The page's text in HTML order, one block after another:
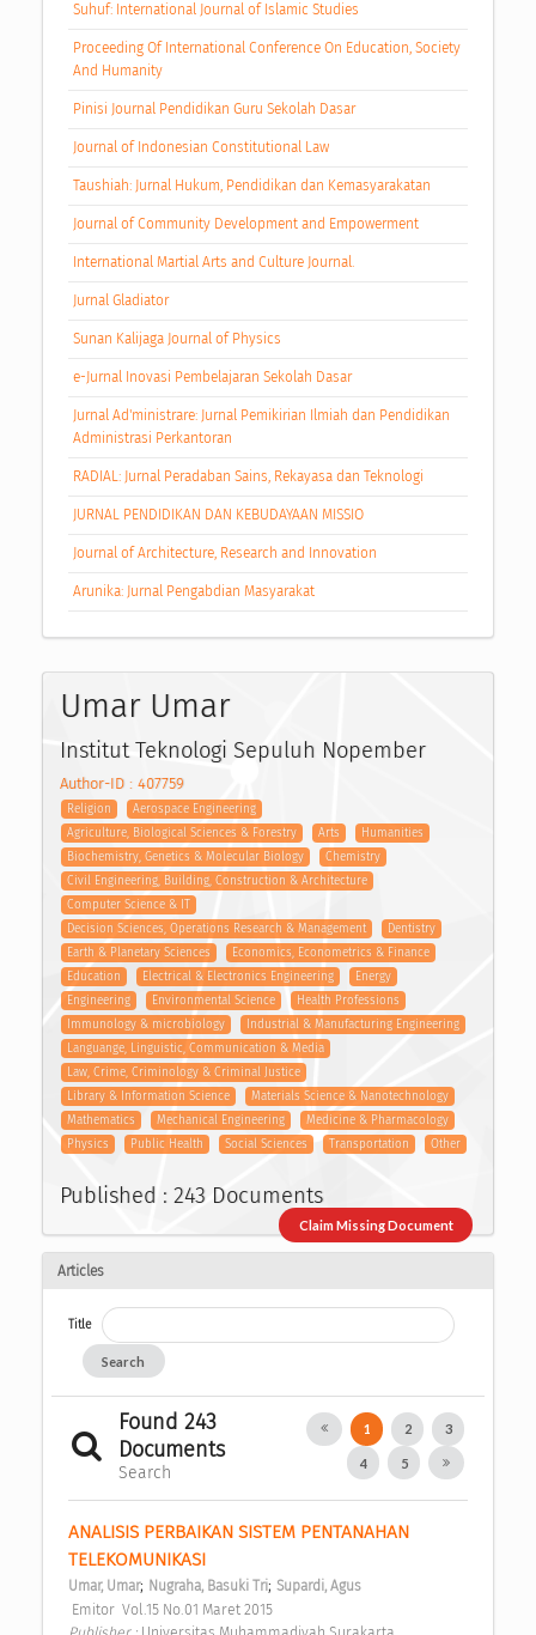
Suhuf: International Journal of Islamic Studies
Proceeding Of International Conference On Education, Society
And Humanity
Pinisi Journal Pendidikan Guru Sekolah Dasar
Journal of Indonesian Constitutional Law
Taushiah: Jurnal Hukum, Pendidikan dan Kemasyarakatan
Journal of Community Development and Empowerment
International Martial Arts and Culture Journal.
Jurnal Gladiator
Sunan Kalijaga Journal of Physics
e-Jurnal Inovasi Pembelajaran Sekolah Dasar
Jurnal Ad'ministrare: Jurnal Pemikirian Ilmiah dan Pendidikan
Administrasi Perkantoran
RADIAL: Jurnal Peradaban Sains, Rekayasa dan Teknologi
JURNAL PENDIDIKAN DAN KEBUDAYAAN MISSIO
Journal of Architecture, Research and Innovation
Arunika: Jurnal Pengabdian Masyarakat
Umar Umar
Institut Teknologi Sepuluh Nopember
Author-ID : 407759
Religion
Aerospace Engineering
Agriculture, Biological Sciences & Forestry
Arts
Humanities
Biochemistry, Genetics & Molecular Biology
Chemistry
Civil Engineering, Building, Construction & Architecture
Computer Science & IT
Decision Sciences, Operations Research & Management
Dentistry
Earth & Planetary Sciences
Economics, Econometrics & Finance
Education
Electrical & Electronics Engineering
Energy
Engineering
Environmental Science
Health Professions
Immunology & microbiology
Industrial & Manufacturing Engineering
Languange, Linguistic, Communication & Media
Law, Crime, Criminology & Criminal Justice
Library & Information Science
Materials Science & Nanotechnology
Mathematics
Mechanical Engineering
Medicine & Pharmacology
Physics
Public Health Social Sciences Transportation Other
Published : 243 Documents
Claim Missing Document
Articles
Title
Search
Found 243
Documents
Search
1 2 3
4 5
ANALISIS PERBAIKAN SISTEM PENTANAHAN
TELEKOMUNIKASI
Umar, Umar; Nugraha, Basuki Tri; Supardi, Agus
Emitor  Vol.15 No.01 Maret 2015